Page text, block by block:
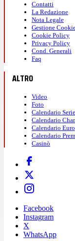
Contatti
La Redazione
Nota Legale
Gestione
Cookie Policy
Privacy Policy
Cond. Generali
Faq
ALTRO
Video
Foto
Calendario
Calendario
Calendario
Calendario
Casinò
Facebook
Instagram
X
WhatsApp